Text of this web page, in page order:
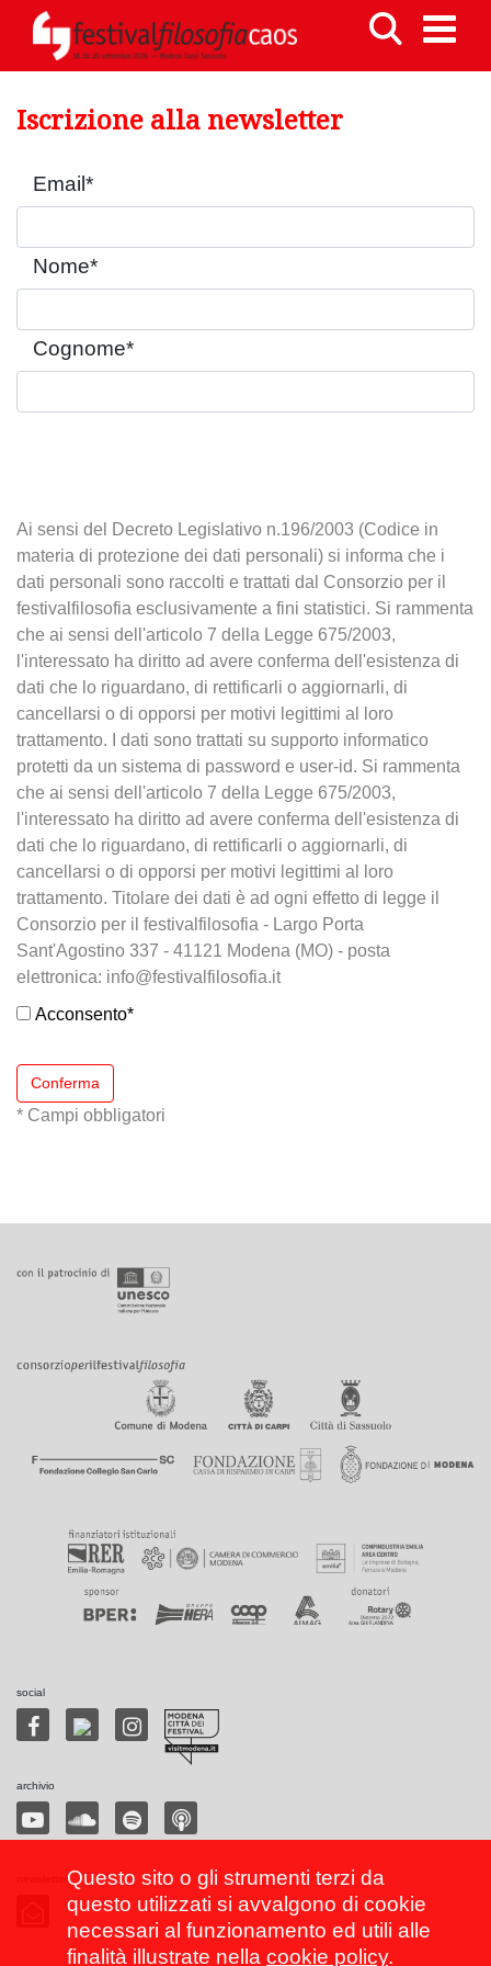
Iscrizione alla newsletter
Email*
Nome*
Cognome*
Ai sensi del Decreto Legislativo n.196/2003 (Codice in
materia di protezione dei dati personali) si informa che i
dati personali sono raccolti e trattati dal Consorzio per il
festivalfilosofia esclusivamente a fini statistici. Si rammenta
che ai sensi dell'articolo 7 della Legge 675/2003,
l'interessato ha diritto ad avere conferma dell'esistenza di
dati che lo riguardano, di rettificarli o aggiornarli, di
cancellarsi o di opporsi per motivi legittimi al loro
trattamento. I dati sono trattati su supporto informatico
protetti da un sistema di password e user-id. Si rammenta
che ai sensi dell'articolo 7 della Legge 675/2003,
l'interessato ha diritto ad avere conferma dell'esistenza di
dati che lo riguardano, di rettificarli o aggiornarli, di
cancellarsi o di opporsi per motivi legittimi al loro
trattamento. Titolare dei dati è ad ogni effetto di legge il
Consorzio per il festivalfilosofia - Largo Porta
Sant'Agostino 337 - 41121 Modena (MO) - posta
elettronica: info@festivalfilosofia.it
Acconsento*
Conferma
* Campi obbligatori
social
archivio
Questo sito o gli strumenti terzi da
questo utilizzati si avvalgono di cookie
necessari al funzionamento ed utili alle
finalità illustrate nella cookie policy.